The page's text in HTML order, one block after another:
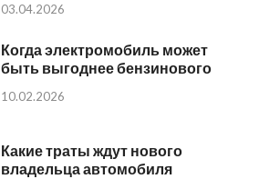
03.04.2026
Когда электромобиль может
быть выгоднее бензинового
10.02.2026
Какие траты ждут нового
владельца автомобиля